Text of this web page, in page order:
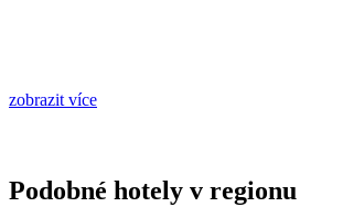
zobrazit více
Podobné hotely v regionu